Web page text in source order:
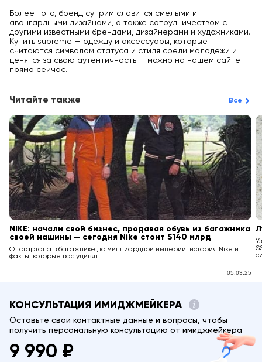
Более того, бренд суприм славится смелыми и
авангардными дизайнами, а также сотрудничеством с
другими известными брендами, дизайнерами и художниками.
Купить supreme — одежду и аксессуары, которые
считаются символом статуса и стиля среди молодежи и
ценятся за свою аутентичность — можно на нашем сайте
прямо сейчас.
Читайте также Все
NIKE: начали свой бизнес, продавая обувь из багажника
своей машины — сегодня Nike стоит $140 млрд
От стартапа в багажнике до миллиардной империи: история Nike и
факты, которые вас удивят.
05.03.25
КОНСУЛЬТАЦИЯ ИМИДЖМЕЙКЕРА
Оставьте свои контактные данные и вопросы, чтобы
получить персональную консультацию от имиджмейкера
9 990 ₽